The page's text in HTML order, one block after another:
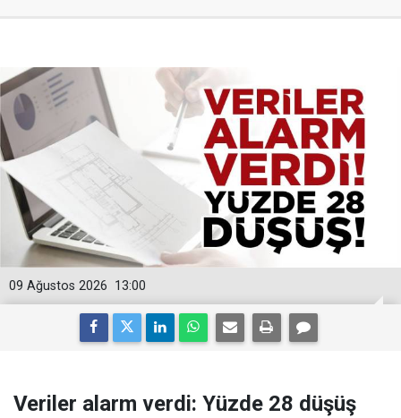
13:00
09 Ağustos 2026
Veriler alarm verdi: Yüzde 28 düşüş